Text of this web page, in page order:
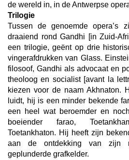
de wereld in, in de Antwerpse
Trilogie
Tussen de genoemde opera’s
draaiend rond Gandhi [in Zuid-
een trilogie, geënt op drie
vingerafdrukken van Glass.
filosoof, Gandhi als advocaat en
theoloog en socialist [avant la
kiezen voor de naam Akhnaton.
luidt, hij is een minder bekende
een heel wat beroemder en
boeiender farao,
Toetankhaton. Hij heeft zijn
aan de ontdekking van zijn
geplunderde grafkelder.